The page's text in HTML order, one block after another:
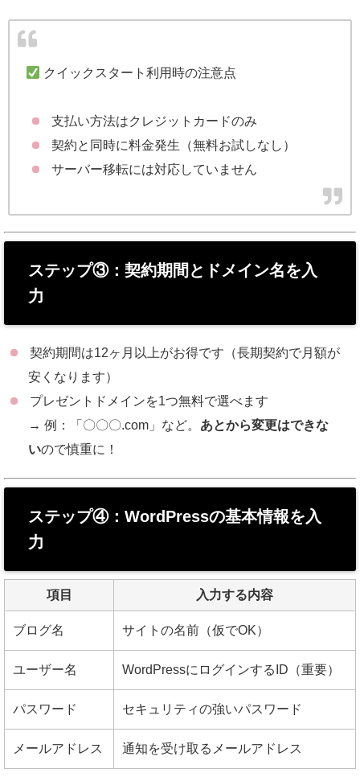
クイックスタート利用時の注意点
支払い方法はクレジットカードのみ
契約と同時に料金発生（無料お試しなし）
サーバー移転には対応していません
ステップ③：契約期間とドメイン名を入
力
契約期間は12ヶ月以上がお得です（長期契約で月額が
安くなります）
プレゼントドメインを1つ無料で選べます
→ 例：「〇〇〇.com」など。 あとから変更はできな
いので慎重に！
ステップ④：WordPressの基本情報を入
力
項目 入力する内容
ブログ名 サイトの名前（仮でOK）
ユーザー名 WordPressにログインするID（重要）
パスワード セキュリティの強いパスワード
メールアドレス 通知を受け取るメールアドレス